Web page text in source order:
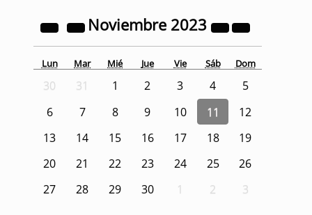
Noviembre 2023
Lun Mar Mié Jue Vie Sáb Dom
30 31 1 2 3 4
5
6
7 8 9 10 11
12
13
14 15 16 17 18
19
20
21 22 23 24 25
26
27
28 29 30 1 2 3